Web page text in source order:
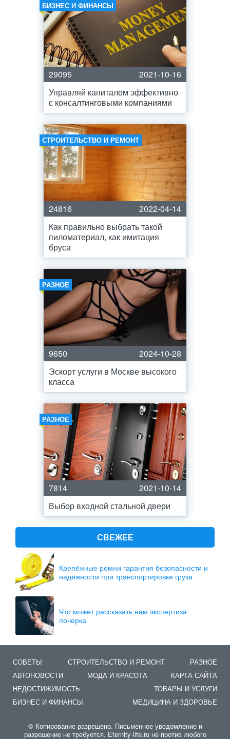
БИЗНЕС И ФИНАНСЫ
29095
2021-10-16
Управляй капиталом эффективно
с консалтинговыми компаниями
СТРОИТЕЛЬСТВО И РЕМОНТ
24816
2022-04-14
Как правильно выбрать такой
пиломатериал, как имитация
бруса
РАЗНОЕ
9650
2024-10-28
Эскорт услуги в Москве высокого
класса
РАЗНОЕ
7814
2021-10-14
Выбор входной стальной двери
СВЕЖЕЕ
Крепёжные ремни гарантия безопасности и
надёжности при транспортировке груза
Что может рассказать нам экспертиза
почерка
СОВЕТЫ СТРОИТЕЛЬСТВО И РЕМОНТ
РАЗНОЕ
АВТОНОВОСТИ
МОДА И КРАСОТА
КАРТА САЙТА
НЕДОСТИЖИМОСТЬ
ТОВАРЫ И УСЛУГИ
БИЗНЕС И ФИНАНСЫ
МЕДИЦИНА И ЗДОРОВЬЕ
© Копирование разрешено. Письменное уведомление и
разрешение не требуется. Eternity-life.ru не против любого